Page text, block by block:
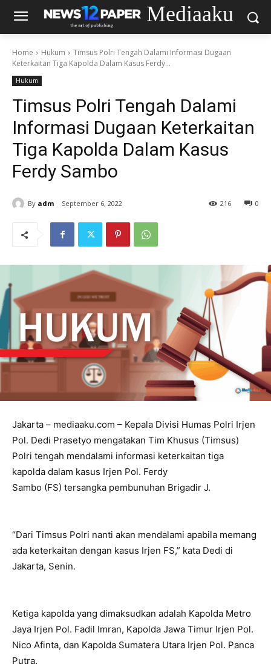
Mediaaku
Home Hukum
Timsus Polri Tengah Dalami Informasi Dugaan
Keterkaitan Tiga Kapolda Dalam Kasus Ferdy...
Hukum
Timsus Polri Tengah Dalami
Informasi Dugaan Keterkaitan
Tiga Kapolda Dalam Kasus
Ferdy Sambo
By adm September 6, 2022 0
216
Jakarta – mediaaku.com – Kepala Divisi Humas Polri Irjen
Pol. Dedi Prasetyo mengatakan Tim Khusus (Timsus)
Polri tengah mendalami informasi keterkaitan tiga
kapolda dalam kasus Irjen Pol. Ferdy
Sambo (FS) tersangka pembunuhan Brigadir J.
“Dari Timsus Polri nanti akan mendalami apabila memang
ada keterkaitan dengan kasus Irjen FS,” kata Dedi di
Jakarta, Senin.
Ketiga kapolda yang dimaksudkan adalah Kapolda Metro
Jaya Irjen Pol. Fadil Imran, Kapolda Jawa Timur Irjen Pol.
Nico Afinta, dan Kapolda Sumatera Utara Irjen Pol. Panca
Putra.